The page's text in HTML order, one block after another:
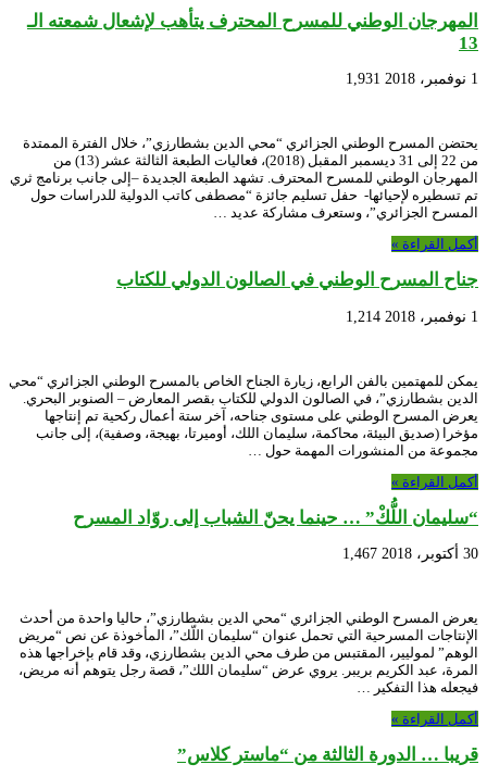
المهرجان الوطني للمسرح المحترف يتأهب لإشعال شمعته الـ
13
1 نوفمبر، 2018 1,931
يحتضن المسرح الوطني الجزائري “محي الدين بشطارزي”، خلال الفترة الممتدة
من 22 إلى 31 ديسمبر المقبل (2018)، فعاليات الطبعة الثالثة عشر (13) من
المهرجان الوطني للمسرح المحترف. تشهد الطبعة الجديدة –إلى جانب برنامج ثري
تم تسطيره لإحيائها- حفل تسليم جائزة “مصطفى كاتب الدولية للدراسات حول
المسرح الجزائري”، وستعرف مشاركة عديد …
أكمل القراءة »
جناح المسرح الوطني في الصالون الدولي للكتاب
1 نوفمبر، 2018 1,214
يمكن للمهتمين بالفن الرابع، زيارة الجناح الخاص بالمسرح الوطني الجزائري “محي
الدين بشطارزي”، في الصالون الدولي للكتاب بقصر المعارض – الصنوبر البحري.
يعرض المسرح الوطني على مستوى جناحه، آخر ستة أعمال ركحية تم إنتاجها
مؤخرا (صديق البيئة، محاكمة، سليمان اللك، أوميرتا، بهيجة، وصفية)، إلى جانب
مجموعة من المنشورات المهمة حول …
أكمل القراءة »
“سليمان اللُّكْ” … حينما يحنّ الشباب إلى روّاد المسرح
30 أكتوبر، 2018 1,467
يعرض المسرح الوطني الجزائري “محي الدين بشطارزي”، حاليا واحدة من أحدث
الإنتاجات المسرحية التي تحمل عنوان “سليمان اللّك”، المأخوذة عن نص “مريض
الوهم” لموليير، المقتبس من طرف محي الدين بشطارزي، وقد قام بإخراجها هذه
المرة، عبد الكريم بريبر. يروي عرض “سليمان اللك”، قصة رجل يتوهم أنه مريض،
فيجعله هذا التفكير …
أكمل القراءة »
قريبا … الدورة الثالثة من “ماستر كلاس”